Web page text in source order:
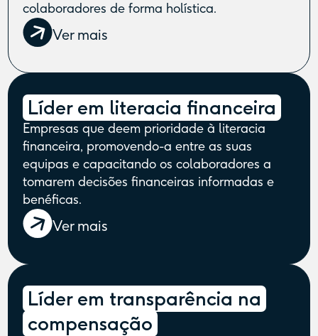
colaboradores de forma holística.
Ver mais
Líder em literacia financeira
Empresas que deem prioridade à literacia
financeira, promovendo-a entre as suas
equipas e capacitando os colaboradores a
tomarem decisões financeiras informadas e
benéficas.
Ver mais
Líder em transparência na
compensação